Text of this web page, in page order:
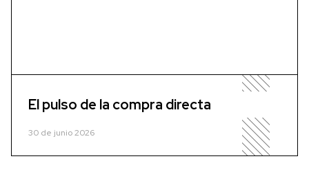
El pulso de la compra directa
30 de junio 2026